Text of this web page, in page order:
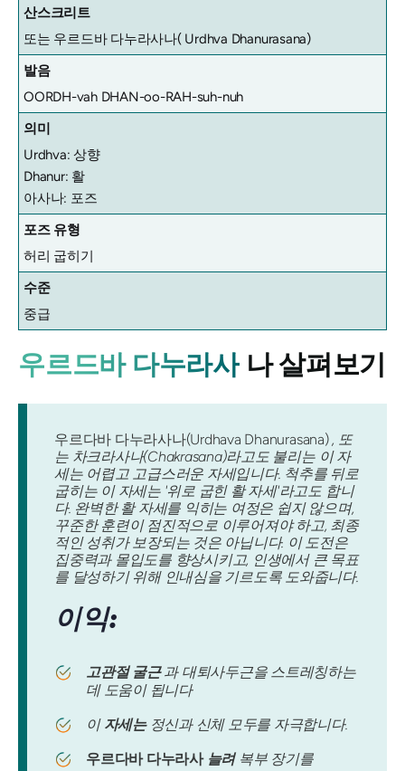
산스크리트
또는 우르드바 다누라사나( Urdhva Dhanurasana)
발음
OORDH-vah DHAN-oo-RAH-suh-nuh
의미
Urdhva: 상향
Dhanur: 활
아사나: 포즈
포즈 유형
허리 굽히기
수준
중급
우르드바 다누라사나 살펴보기
우르다바 다누라사나(Urdhava Dhanurasana), 또
는 차크라사나(Chakrasana)라고도 불리는 이 자
세는 어렵고 고급스러운 자세입니다. 척추를 뒤로
굽히는 이 자세는 '위로 굽힌 활 자세'라고도 합니
다. 완벽한 활 자세를 익히는 여정은 쉽지 않으며,
꾸준한 훈련이 점진적으로 이루어져야 하고, 최종
적인 성취가 보장되는 것은 아닙니다. 이 도전은
집중력과 몰입도를 향상시키고, 인생에서 큰 목표
를 달성하기 위해 인내심을 기르도록 도와줍니다.
이익:
고관절 굴근과 대퇴사두근을 스트레칭하는
데 도움이 됩니다
이 자세는정신과 신체 모두를 자극합니다.
우르다바 다누라사늘려복부 장기를